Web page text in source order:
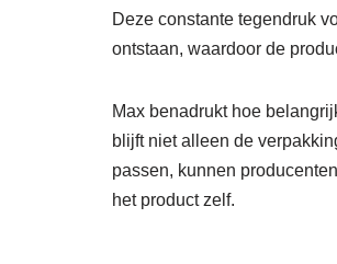
Deze constante tegendruk
ontstaan, waardoor de
Max benadrukt hoe
blijft niet alleen de
passen, kunnen
het product zelf.